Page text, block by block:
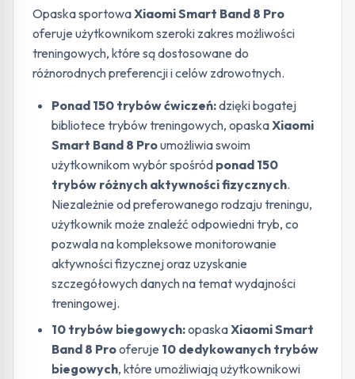
Opaska sportowaXiaomi Smart Band 8 Pro
oferuje użytkownikom szeroki zakres możliwości
treningowych, które są dostosowane do
różnorodnych preferencji i celów zdrowotnych.
Ponad 150 trybów ćwiczeń:dzięki bogatej
bibliotece trybów treningowych, opaskaXiaomi
Smart Band 8 Proumożliwia swoim
użytkownikom wybór spośród ponad 150
trybów różnych aktywności fizycznych.
Niezależnie od preferowanego rodzaju treningu,
użytkownik może znaleźć odpowiedni tryb, co
pozwala na kompleksowe monitorowanie
aktywności fizycznej oraz uzyskanie
szczegółowych danych na temat wydajności
treningowej.
10 trybów biegowych:opaskaXiaomi Smart
Band 8 Prooferuje 10 dedykowanych trybów
biegowych, które umożliwiają użytkownikowi